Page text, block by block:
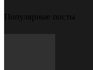
Популярные посты